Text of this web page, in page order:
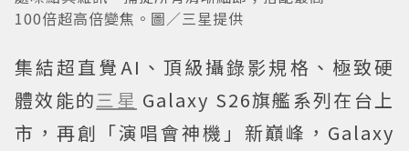
100倍超高倍變焦。圖／三星提供
集結超直覺AI、頂級攝錄影規格、極致硬
體效能的三星 Galaxy S26旗艦系列在台上
市，再創「演唱會神機」新巔峰，Galaxy